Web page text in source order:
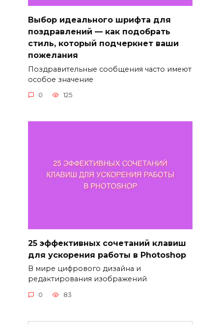
Выбор идеального шрифта для
поздравлений — как подобрать
стиль, который подчеркнет ваши
пожелания
Поздравительные сообщения часто имеют
особое значение
0 125
25 эффективных сочетаний клавиш
для ускорения работы в Photoshop
В мире цифрового дизайна и
редактирования изображений
0 83